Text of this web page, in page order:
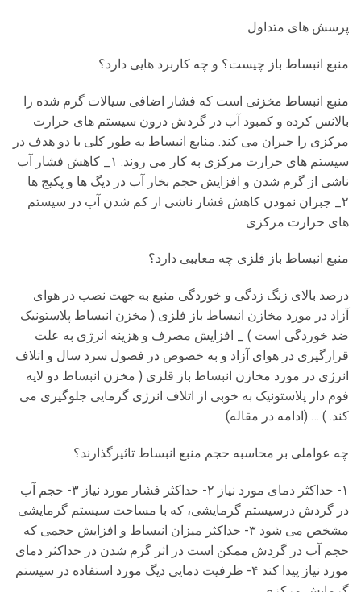
پرسش های متداول
منبع انبساط باز چیست؟ و چه کاربرد هایی دارد؟
منبع انبساط مخزنی است که فشار اضافی سیالات گرم شده را
بالانس کرده و کمبود آب در گردش درون سیستم های حرارت
مرکزی را جبران می کند. منابع انبساط به طور کلی با دو هدف در
سیستم های حرارت مرکزی به کار می روند: ۱_ کاهش فشار آب
ناشی از گرم شدن و افزایش حجم بخار آب در دیگ ها و پکیج ها
۲_ جبران نمودن کاهش فشار ناشی از کم شدن آب در سیستم
های حرارت مرکزی
منبع انبساط باز فلزی چه معایبی دارد؟
درصد بالای زنگ زدگی و خوردگی منبع به جهت نصب در هوای
آزاد در مورد مخازن انبساط باز فلزی ( مخزن انبساط پلاستونیک
ضد خوردگی است ) _ افزایش مصرف و هزینه انرژی به علت
قرارگیری در هوای آزاد و به خصوص در فصول سرد سال و اتلاف
انرژی در مورد مخازن انبساط باز قلزی ( مخزن انبساط دو لایه
فوم دار پلاستونیک به خوبی از اتلاف انرژی گرمایی جلوگیری می
کند. ) … (ادامه در مقاله)
چه عواملی بر محاسبه حجم منبع انبساط تاثیرگذارند؟
۱- حداکثر دمای مورد نیاز ۲- حداکثر فشار مورد نیاز ۳- حجم آب
در گردش درسیستم گرمایشی، که با مساحت سیستم گرمایشی
مشخص می شود ۳- حداکثر میزان انبساط و افزایش حجمی که
حجم آب در گردش ممکن است در اثر گرم شدن در حداکثر دمای
مورد نیاز پیدا کند ۴- ظرفیت دمایی دیگ مورد استفاده در سیستم